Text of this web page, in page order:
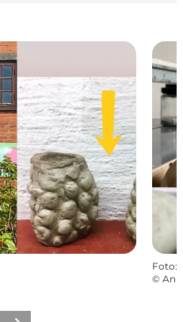
Foto:
©